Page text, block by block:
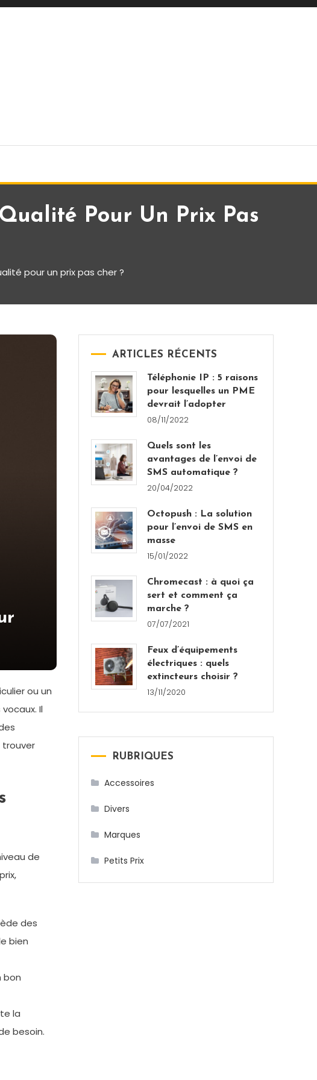
Pour Un Prix Pas
pour un prix pas cher ?
ou un
Il
trouver
de
des
bien
bon
la
besoin.
ARTICLES RÉCENTS
Téléphonie IP : 5 raisons
pour lesquelles un PME
devrait l’adopter
08/11/2022
Quels sont les
avantages de l’envoi de
SMS automatique ?
20/04/2022
Octopush : La solution
pour l’envoi de SMS en
masse
15/01/2022
Chromecast : à quoi ça
sert et comment ça
marche ?
07/07/2021
Feux d’équipements
électriques : quels
extincteurs choisir ?
13/11/2020
RUBRIQUES
Accessoires
Divers
Marques
Petits Prix